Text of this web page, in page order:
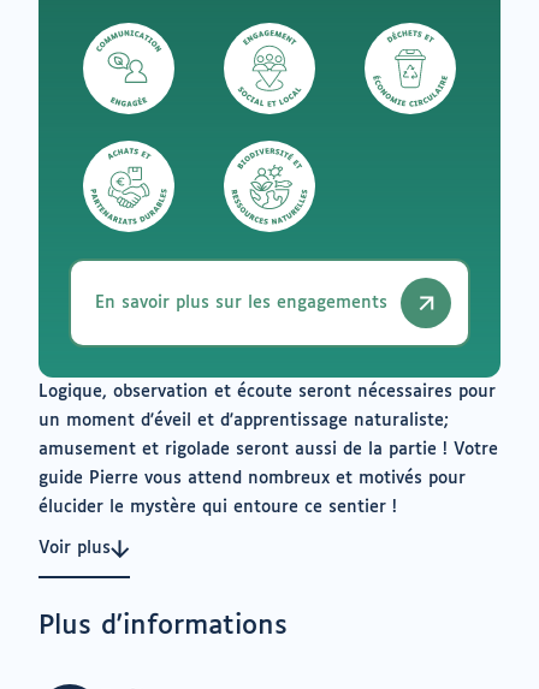
En savoir plus sur les engagements
Logique, observation et écoute seront nécessaires pour
un moment d'éveil et d'apprentissage naturaliste;
amusement et rigolade seront aussi de la partie ! Votre
guide Pierre vous attend nombreux et motivés pour
élucider le mystère qui entoure ce sentier !
Voir plus
Plus d'informations